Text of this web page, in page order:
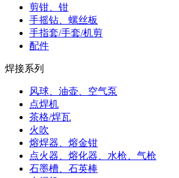
剪钳、钳
手摇钻、螺丝板
手指套/手套/机剪
配件
焊接系列
风球、油壶、空气泵
点焊机
茶格/焊瓦
火吹
熔焊器、熔金钳
点火器、熔化器、水枪、气枪
石墨槽、石英棒